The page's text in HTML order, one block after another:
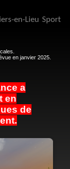
en-Lieu Sport
en janvier 2025.
a
en
de